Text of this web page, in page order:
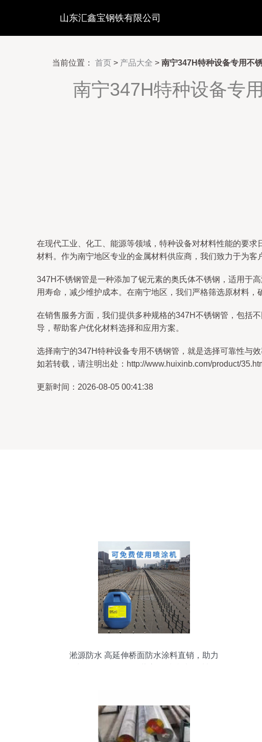
山东汇鑫宝钢铁有限公司
当前位置： 首页 > 产品大全 > 南宁347H特种设备专用不
南宁347H特种设备专
在现代工业、化工、能源等领域，特种设备对材料性能的要
材料。作为南宁地区专业的金属材料供应商，我们致力于为
347H不锈钢管是一种添加了铌元素的奥氏体不锈钢，适用于
用寿命，减少维护成本。在南宁地区，我们严格筛选原材料
在销售服务方面，我们提供多种规格的347H不锈钢管，包括
导，帮助客户优化材料选择和应用方案。
选择南宁的347H特种设备专用不锈钢管，就是选择可靠性与
如若转载，请注明出处：http://www.huixinb.com/product/
更新时间：2026-08-05 00:41:38
淞源防水 高延伸桥面防水涂料直销，助力